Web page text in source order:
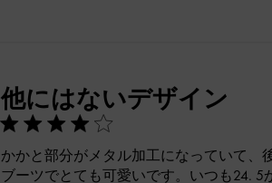
他にはないデザイン
かかと部分がメタル加工になっていて、
ブーツでとても可愛いです。いつも24.